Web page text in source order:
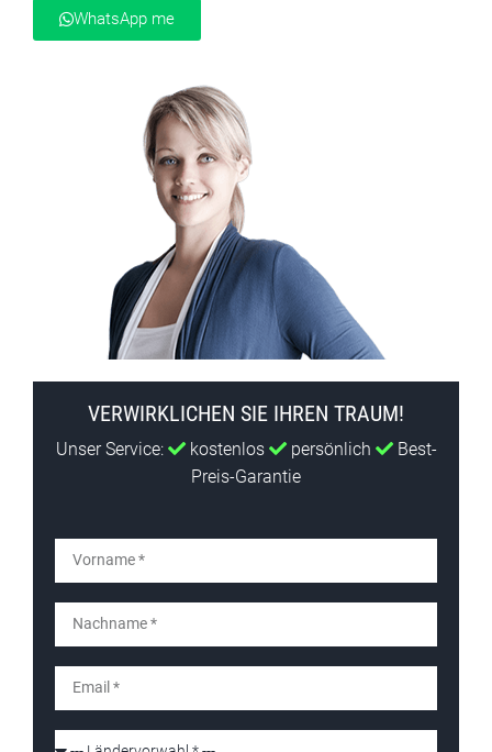
WhatsApp me
VERWIRKLICHEN SIE IHREN TRAUM!
Unser Service: kostenlos persönlich
Best-
Preis-Garantie